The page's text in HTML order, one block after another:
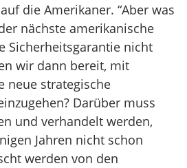
die Amerikaner. “Aber was
nächste amerikanische
Sicherheitsgarantie nicht
wir dann bereit, mit
neue strategische
Darüber muss
und verhandelt werden,
Jahren nicht schon
werden von den